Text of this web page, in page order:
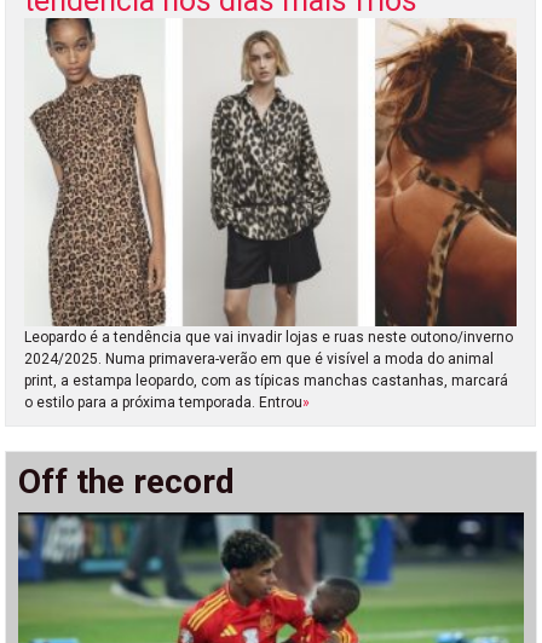
Leopardo é a tendência que vai invadir lojas e ruas neste outono/inverno
2024/2025. Numa primavera-verão em que é visível a moda do animal
print, a estampa leopardo, com as típicas manchas castanhas, marcará
o estilo para a próxima temporada. Entrou»
Off the record